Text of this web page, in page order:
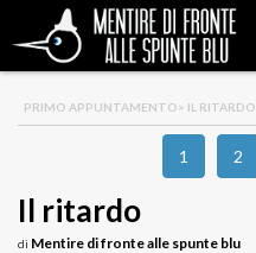
PRIMO APPUNTAMENTO> IL RITARDO
1 2
Il ritardo
di Mentire di fronte alle spunte blu